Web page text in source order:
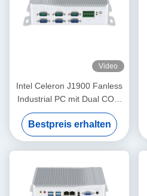
Video
Intel Celeron J1900 Fanless
Industrial PC mit Dual COM
GPIO und DDR3L 8G
Bestpreis erhalten